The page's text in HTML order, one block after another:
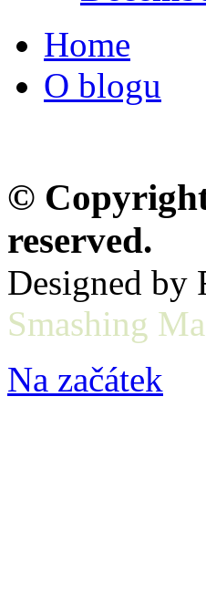
Home
O blogu
©
reserved.
Designed by
Smashing
Na začátek